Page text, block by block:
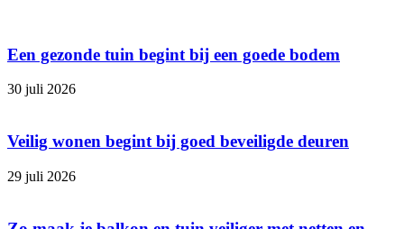
Een gezonde tuin begint bij een goede bodem
30 juli 2026
Veilig wonen begint bij goed beveiligde deuren
29 juli 2026